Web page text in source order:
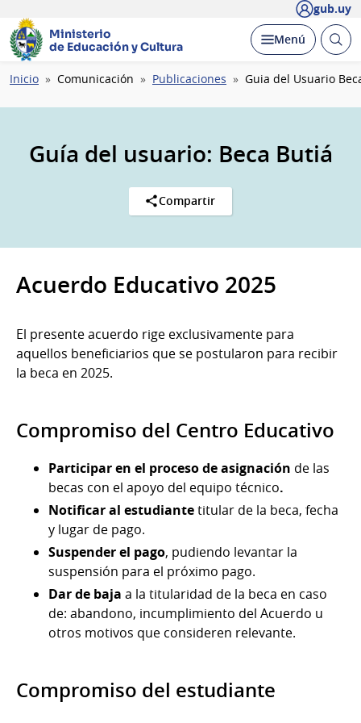
gub.uy
Ministerio
de Educación y Cultura
Desplegar
Menú Abrir
Ruta
navegación
Inicio Comunicación Publicaciones Guia del Usuario
Guía del usuario: Beca Butiá
Compartir
Acuerdo Educativo 2025
El presente acuerdo rige exclusivamente para
aquellos beneficiarios que se postularon para recibir
la beca en 2025.
Compromiso del Centro Educativo
Participar en el proceso de asignación de las
becas con el apoyo del equipo técnico.
Notificar al estudiantetitular de la beca, fecha
y lugar de pago.
Suspender el pago, pudiendo levantar la
suspensión para el próximo pago.
Dar de baja a la titularidad de la beca en caso
de: abandono, incumplimiento del Acuerdo u
otros motivos que consideren relevante.
Compromiso del estudiante